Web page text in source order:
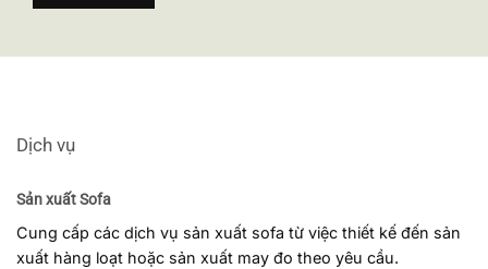
Dịch vụ
Sản xuất Sofa
Cung cấp các dịch vụ sản xuất sofa từ việc thiết kế đến sản
xuất hàng loạt hoặc sản xuất may đo theo yêu cầu.